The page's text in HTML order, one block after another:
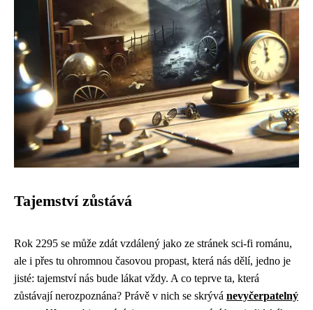
Tajemství zůstává
Rok 2295 se může zdát vzdálený jako ze stránek sci-fi románu,
ale i přes tu ohromnou časovou propast, která nás dělí, jedno je
jisté: tajemství nás bude lákat vždy. A co teprve ta, která
zůstávají nerozpoznána? Právě v nich se skrývá nevyčerpatelný